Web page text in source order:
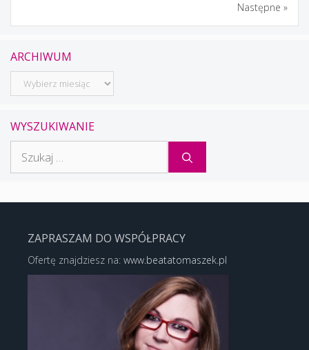
Następne »
ARCHIWUM
Archiwum
WYSZUKIWANIE
ZAPRASZAM DO WSPÓŁPRACY
Ofertę znajdziesz na: www.beatatomaszek.pl